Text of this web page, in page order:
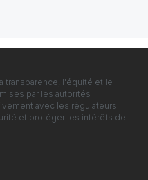
transparence, l'équité et le
par les autorités
avec les régulateurs
et protéger les intérêts de